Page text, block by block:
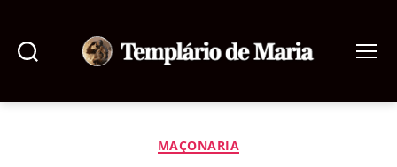
de
Categorias
MAÇONARIA